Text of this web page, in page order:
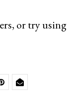
or try using